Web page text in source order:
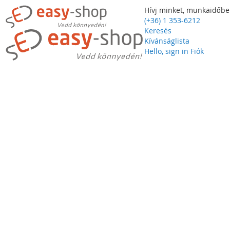
Hívj minket,
(+36) 1 353-6212
Keresés
Kívánságlista
Hello, sign in Fiók